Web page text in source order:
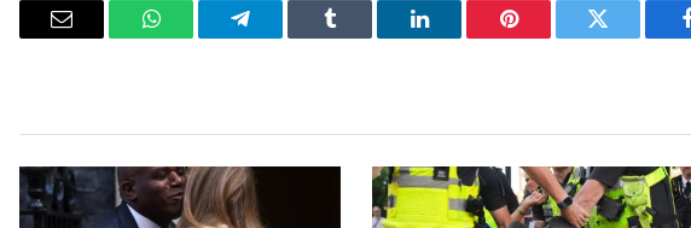
فيسبوك تويتر بينتيريستلينكدإن Tumblr تيلقرام واتساب
البريد